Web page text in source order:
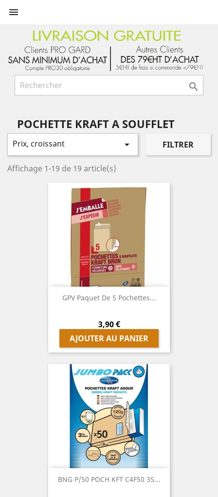


POCHETTE KRAFT A SOUFFLET
Prix, croissant  FILTRER
Affichage 1-19 de 19 article(s)
GPV Paquet De 5 Pochettes...
Prix
3,90 €
AJOUTER AU PANIER
BNG P/50 POCH KFT C4F50 3S...